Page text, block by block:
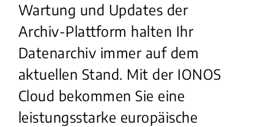
Wartung und Updates der
Archiv-Plattform halten Ihr
Datenarchiv immer auf dem
aktuellen Stand. Mit der IONOS
Cloud bekommen Sie eine
leistungsstarke europäische